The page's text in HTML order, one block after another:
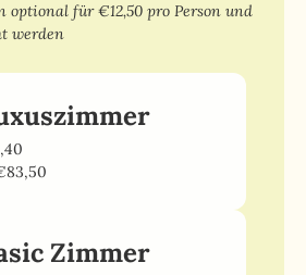
optional für €12,50 pro Person und
werden
Zimmer